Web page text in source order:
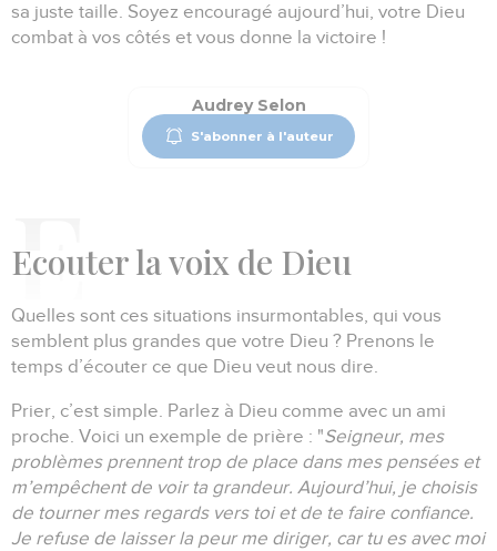
sa juste taille. Soyez encouragé aujourd’hui, votre Dieu
combat à vos côtés et vous donne la victoire !
Audrey Selon
S'abonner à l'auteur
Ecouter la voix de Dieu
Quelles sont ces situations insurmontables, qui vous
semblent plus grandes que votre Dieu ? Prenons le
temps d’écouter ce que Dieu veut nous dire.
Prier, c’est simple. Parlez à Dieu comme avec un ami
proche. Voici un exemple de prière : "Seigneur, mes
problèmes prennent trop de place dans mes pensées et
m’empêchent de voir ta grandeur. Aujourd’hui, je choisis
de tourner mes regards vers toi et de te faire confiance.
Je refuse de laisser la peur me diriger, car tu es avec moi